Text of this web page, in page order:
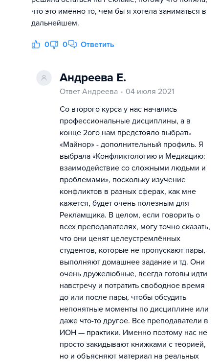
что это именно то, чем бы я хотела заниматься в
дальнейшем.
0 0 Ответить
Андреева Е.
Ответ Андреева
04 июля 2021
Со второго курса у нас начались
профессиональные дисциплины, а в
конце 2ого нам предстояло выбрать
«Майнор» - дополнительный профиль. Я
выбрала «Конфликтологию и Медиацию:
взаимодействие со сложными людьми и
проблемами», поскольку изучение
конфликтов в разных сферах, как мне
кажется, будет очень полезным для
Рекламщика. В целом, если говорить о
всех преподавателях, могу точно сказать,
что они ценят целеустремлённых
студентов, которые не пропускают пары,
выполняют домашнее задание и тд. Они
очень дружелюбные, всегда готовы идти
навстречу и потратить свободное время
до или после пары, чтобы обсудить
непонятные моменты по дисциплине или
даже что-то другое. Все преподаватели в
ИОН — практики. Именно поэтому нас не
просто закидывают книжками с теорией,
но и объясняют материал на реальных